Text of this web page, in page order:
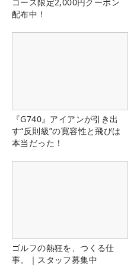
配布中！
『G740』アイアンが引き出
す“反則級”の寛容性と飛びは
本当だった！
ゴルフの熱狂を、つくる仕
事。｜スタッフ募集中